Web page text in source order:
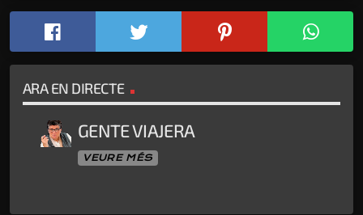
ARA EN DIRECTE
GENTE VIAJERA
VEURE MÉS